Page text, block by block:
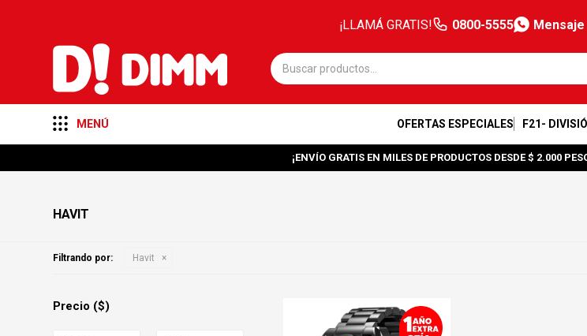
¡LLAMÁ GRATIS! 0800-5555 Mensaje
MENÚ OFERTAS ESPECIALES F21-
¡ENVÍO GRATIS EN MILES DE PRODUCTOS DESDE $ 2.000
HAVIT
Filtrando por: Havit
Precio ($)